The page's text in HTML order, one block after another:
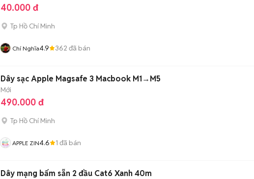
40.000 đ
Tp Hồ Chí Minh
Chí Nghĩa4.9 362 đã bán
Dây sạc Apple Magsafe 3 Macbook M1→M5
Mới
490.000 đ
Tp Hồ Chí Minh
APPLE ZIN4.6 1 đã bán
Dây mạng bấm sẵn 2 đầu Cat6 Xanh 40m